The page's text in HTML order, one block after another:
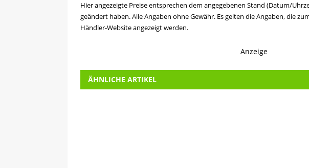
Hier angezeigte Preise entsprechen dem angegebenen Stand (Datum/
geändert haben. Alle Angaben ohne Gewähr. Es gelten die Angaben, die
Händler-Website angezeigt werden.
Anzeige
ÄHNLICHE ARTIKEL